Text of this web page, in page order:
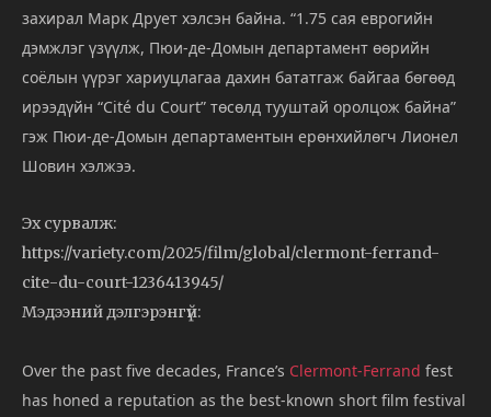
захирал Марк Друет хэлсэн байна. “1.75 сая еврогийн
дэмжлэг үзүүлж, Пюи-де-Домын департамент өөрийн
соёлын үүрэг хариуцлагаа дахин бататгаж байгаа бөгөөд
ирээдүйн “Cité du Court” төсөлд тууштай оролцож байна”
гэж Пюи-де-Домын департаментын ерөнхийлөгч Лионел
Шовин хэлжээ.
Эх сурвалж:
https://variety.com/2025/film/global/clermont-ferrand-
cite-du-court-1236413945/
Мэдээний дэлгэрэнгүй:
Over the past five decades, France’s Clermont-Ferrand fest
has honed a reputation as the best-known short film festival